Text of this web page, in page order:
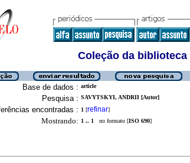
Coleção da biblioteca
Base de dados : article
Pesquisa : SAVYTSKYI, ANDRII [Autor]
encontradas : 1 [refinar]
Mostrando: 1 .. 1 no formato [ISO 690]